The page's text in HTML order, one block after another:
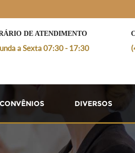
DE ATENDIMENTO
a Sexta 07:30 - 17:30
CONVÊNIOS DIVERSOS